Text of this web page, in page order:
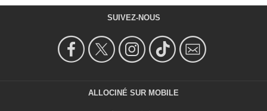
SUIVEZ-NOUS
ALLOCINÉ SUR MOBILE